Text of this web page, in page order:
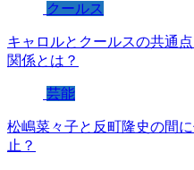
クールス
キャロルとクールスの共通
関係とは？
芸能
松嶋菜々子と反町隆史の間
止？